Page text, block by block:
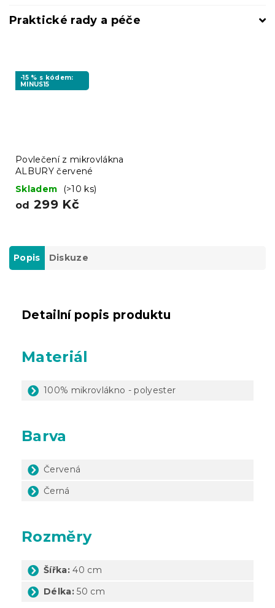
Praktické rady a péče
-15 % s kódem:
MINUS15
Povlečení z mikrovlákna
ALBURY červené
Skladem
(>10 ks)
od 299 Kč
Popis Diskuze
Detailní popis produktu
Materiál
100% mikrovlákno - polyester
Barva
Červená
Černá
Rozměry
Šířka: 40 cm
Délka: 50 cm